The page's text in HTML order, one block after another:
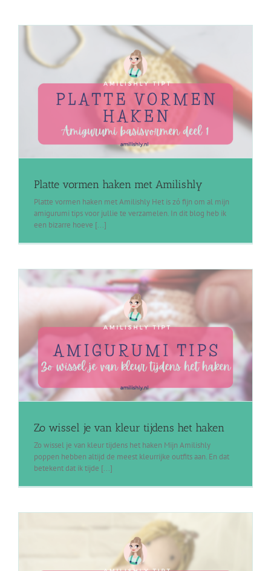
Platte vormen haken met Amilishly
Platte vormen haken met Amilishly Het is zó fijn om al mijn
amigurumi tips voor jullie te verzamelen. In dit blog heb ik
een bizarre hoeve [...]
Zo wissel je van kleur tijdens het haken
Zo wissel je van kleur tijdens het haken Mijn Amilishly
poppen hebben altijd de meest kleurrijke outfits aan. En dat
betekent dat ik tijde [...]